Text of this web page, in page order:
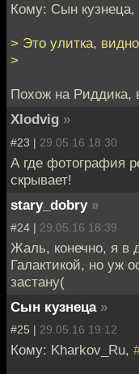
Кому: Сын кузнеца,
> Это улитка,
>
Похож на Риддика,
Xlodvig »
#23 | 29.05.16 18:30
А где фотография
скрывает!
stary_dobry »
#24 | 29.05.16 18:39
Жаль, конечно, я в
Галактикой, но уж
застану(
Сын кузнеца »
#25 | 29.05.16 19:12
Кому: Kharkov_Ru,